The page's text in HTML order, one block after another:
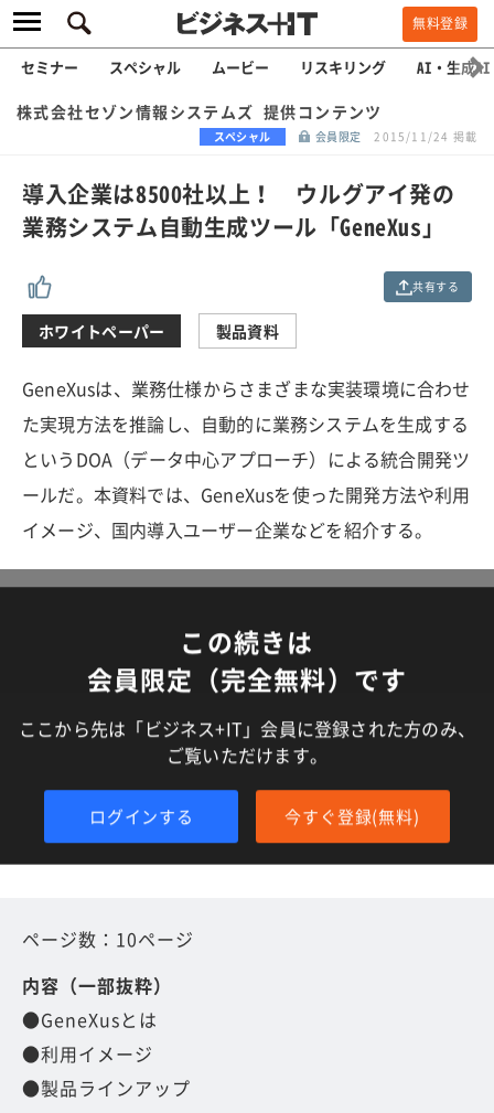
無料登録
セミナー スペシャル ムービー リスキリング AI・生成AI
株式会社セゾン情報システムズ 提供コンテンツ
スペシャル 会員限定 2015/11/24 掲載
導入企業は8500社以上！ ウルグアイ発の
業務システム自動生成ツール「GeneXus」
共有する
ホワイトペーパー 製品資料
GeneXusは、業務仕様からさまざまな実装環境に合わせ
た実現方法を推論し、自動的に業務システムを生成する
というDOA（データ中心アプローチ）による統合開発ツ
ールだ。本資料では、GeneXusを使った開発方法や利用
イメージ、国内導入ユーザー企業などを紹介する。
この続きは
会員限定（完全無料）です
ここから先は「ビジネス+IT」会員に登録された方のみ、
ご覧いただけます。
ログインする 今すぐ登録(無料)
ページ数：10ページ
内容（一部抜粋）
●GeneXusとは
●利用イメージ
●製品ラインアップ